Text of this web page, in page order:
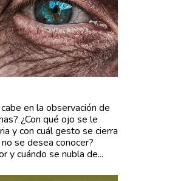
en la observación de
¿Con qué ojo se le
y con cuál gesto se cierra
se desea conocer?
y cuándo se nubla de...